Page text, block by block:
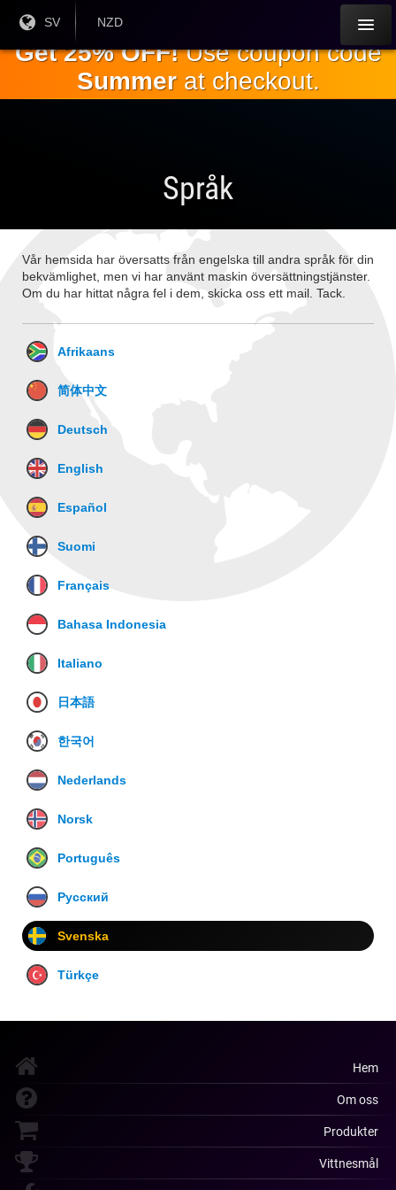
Nuvarande
språk:
SV
Aktuell
NZD
Get 25% OFF!Use coupon code
Summerat checkout.
Språk
Vår hemsida har översatts från engelska till andra språk för din
bekvämlighet, men vi har använt maskin översättningstjänster.
Om du har hittat några fel i dem, skicka oss ett mail. Tack.
Afrikaans
简体中文
Deutsch
English
Español
Suomi
Français
Bahasa Indonesia
Italiano
日本語
한국어
Nederlands
Norsk
Português
Русский
Svenska
Türkçe
Hem
Om oss
Produkter
Vittnesmål